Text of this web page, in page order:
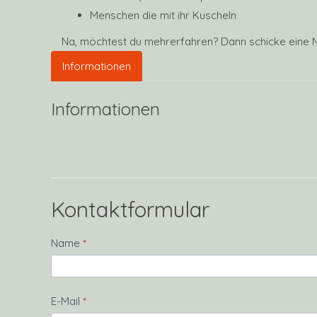
Menschen die mit ihr Kuscheln
Na, möchtest du mehrerfahren? Dann schicke eine
Informationen
Informationen
Kontaktformular
Kontakt
Name *
E-Mail *